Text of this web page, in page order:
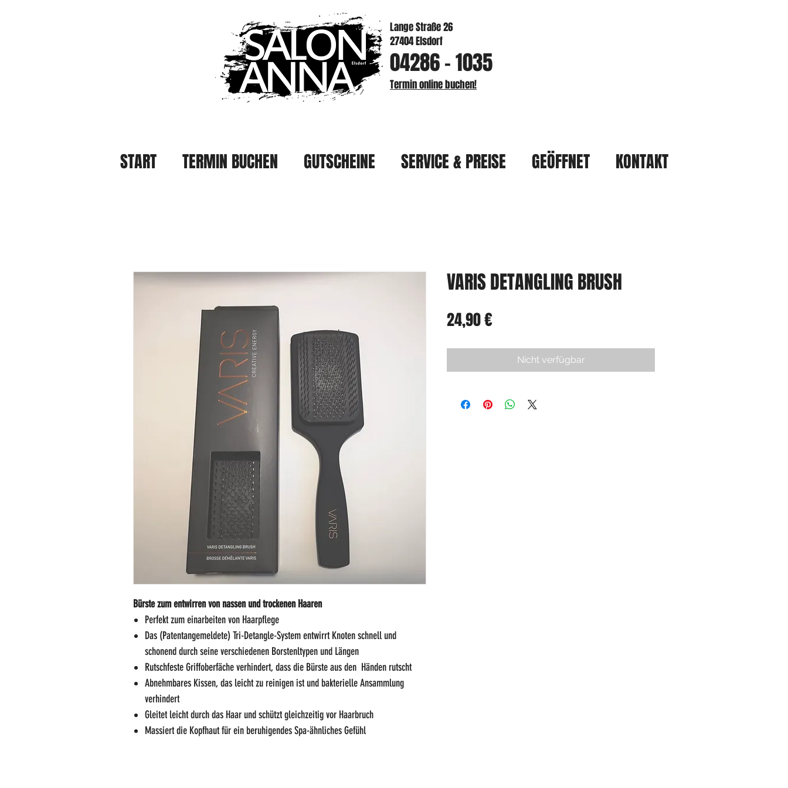
Lange Straße 26
27404 Elsdorf
04286 - 1035
Termin online buchen!
START TERMIN BUCHEN GUTSCHEINE SERVICE & PREISE GEÖFFNET KONTAKT
Bürste zum entwirren von nassen und trockenen Haaren
Perfekt zum einarbeiten von Haarpflege
Das (Patentangemeldete) Tri-Detangle-System entwirrt Knoten schnell und
schonend durch seine verschiedenen Borstenltypen und Längen
Rutschfeste Griffoberfäche verhindert, dass die Bürste aus den Händen rutscht
Abnehmbares Kissen, das leicht zu reinigen ist und bakterielle Ansammlung
verhindert
Gleitet leicht durch das Haar und schützt gleichzeitig vor Haarbruch
Massiert die Kopfhaut für ein beruhigendes Spa-ähnliches Gefühl
VARIS DETANGLING BRUSH
24,90 €Preis
Nicht verfügbar